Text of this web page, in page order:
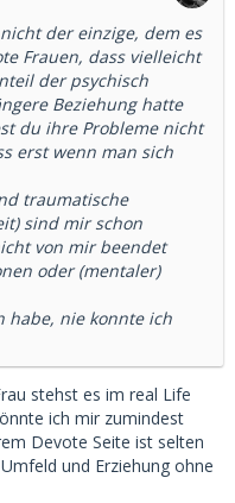
der einzige, dem es
Frauen, dass vielleicht
der psychisch
Beziehung hatte
du ihre Probleme nicht
erst wenn man sich
traumatische
sind mir schon
von mir beendet
oder (mentaler)
habe, nie konnte ich
stehst es im real Life
ich mir zumindest
Devote Seite ist selten
und Erziehung ohne